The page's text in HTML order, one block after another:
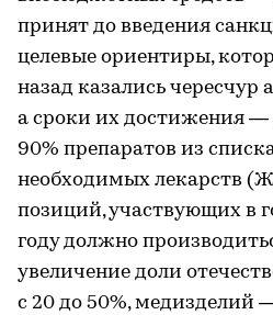
принят до введения
целевые ориентиры,
назад казались
а сроки их достижения
90% препаратов из
необходимых лекарств
позиций, участвующих в
году должно
увеличение доли
с 20 до 50%, медизделий